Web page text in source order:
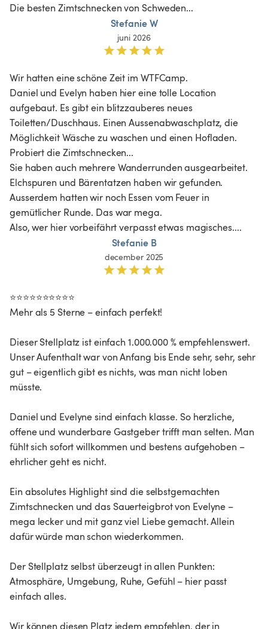
Die besten Zimtschnecken von Schweden...
Stefanie W
juni 2026
Wir hatten eine schöne Zeit im WTFCamp.
Daniel und Evelyn haben hier eine tolle Location
aufgebaut. Es gibt ein blitzzauberes neues
Toiletten/Duschhaus. Einen Aussenabwaschplatz, die
Möglichkeit Wäsche zu waschen und einen Hofladen.
Probiert die Zimtschnecken...
Sie haben auch mehrere Wanderrunden ausgearbeitet.
Elchspuren und Bärentatzen haben wir gefunden.
Ausserdem hatten wir noch Essen vom Feuer in
gemütlicher Runde. Das war mega.
Also, wer hier vorbeifährt verpasst etwas magisches....
Stefanie B
december 2025
⭐️⭐️⭐️⭐️⭐️⭐️⭐️⭐️⭐️⭐️
Mehr als 5 Sterne – einfach perfekt!
Dieser Stellplatz ist einfach 1.000.000 % empfehlenswert.
Unser Aufenthalt war von Anfang bis Ende sehr, sehr, sehr
gut – eigentlich gibt es nichts, was man nicht loben
müsste.
Daniel und Evelyne sind einfach klasse. So herzliche,
offene und wunderbare Gastgeber trifft man selten. Man
fühlt sich sofort willkommen und bestens aufgehoben –
ehrlicher geht es nicht.
Ein absolutes Highlight sind die selbstgemachten
Zimtschnecken und das Sauerteigbrot von Evelyne –
mega lecker und mit ganz viel Liebe gemacht. Allein
dafür würde man schon wiederkommen.
Der Stellplatz selbst überzeugt in allen Punkten:
Atmosphäre, Umgebung, Ruhe, Gefühl – hier passt
einfach alles.
Wir können diesen Platz jedem empfehlen, der in